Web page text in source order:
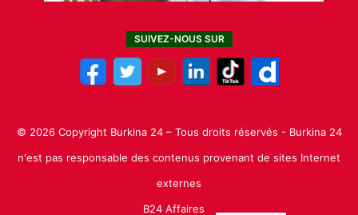
SUIVEZ-NOUS SUR
© 2026 Copyright Burkina 24 – Tous droits réservés - Burkina 24
n'est pas responsable des contenus provenant de sites Internet
externes
B24 Affaires